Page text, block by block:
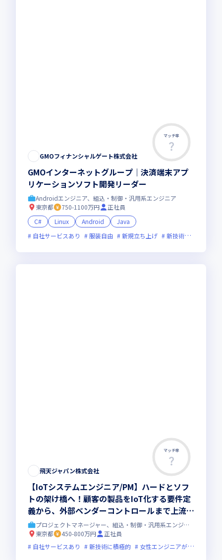
マッチ率
GMOフィナンシャルゲート株式会社
GMOインターネットグループ｜決済端末アプ
リケーションソフト開発リーダー
Androidエンジニア、組込・制御・汎用系エンジニア
東京都
750-1100万円
正社員
C#
Linux Android
Java
自社サービスあり
服装自由 新規立ち上げ 新技術に積極的
マッチ率
飛天ジャパン株式会社
【IoTシステムエンジニア/PM】ハードとソフ
トの架け橋へ！顧客の製品をIoT化する要件定
義から、外部ベンダーコントロールまで上流工
程を主導。制御基板やセンサーの知識を活かし
て市場価値の高いPMへ！
プロジェクトマネージャー、組込・制御・汎用系エンジニア
東京都
450-800万円
正社員
自社サービスあり
新技術に積極的 女性エンジニアが活躍中